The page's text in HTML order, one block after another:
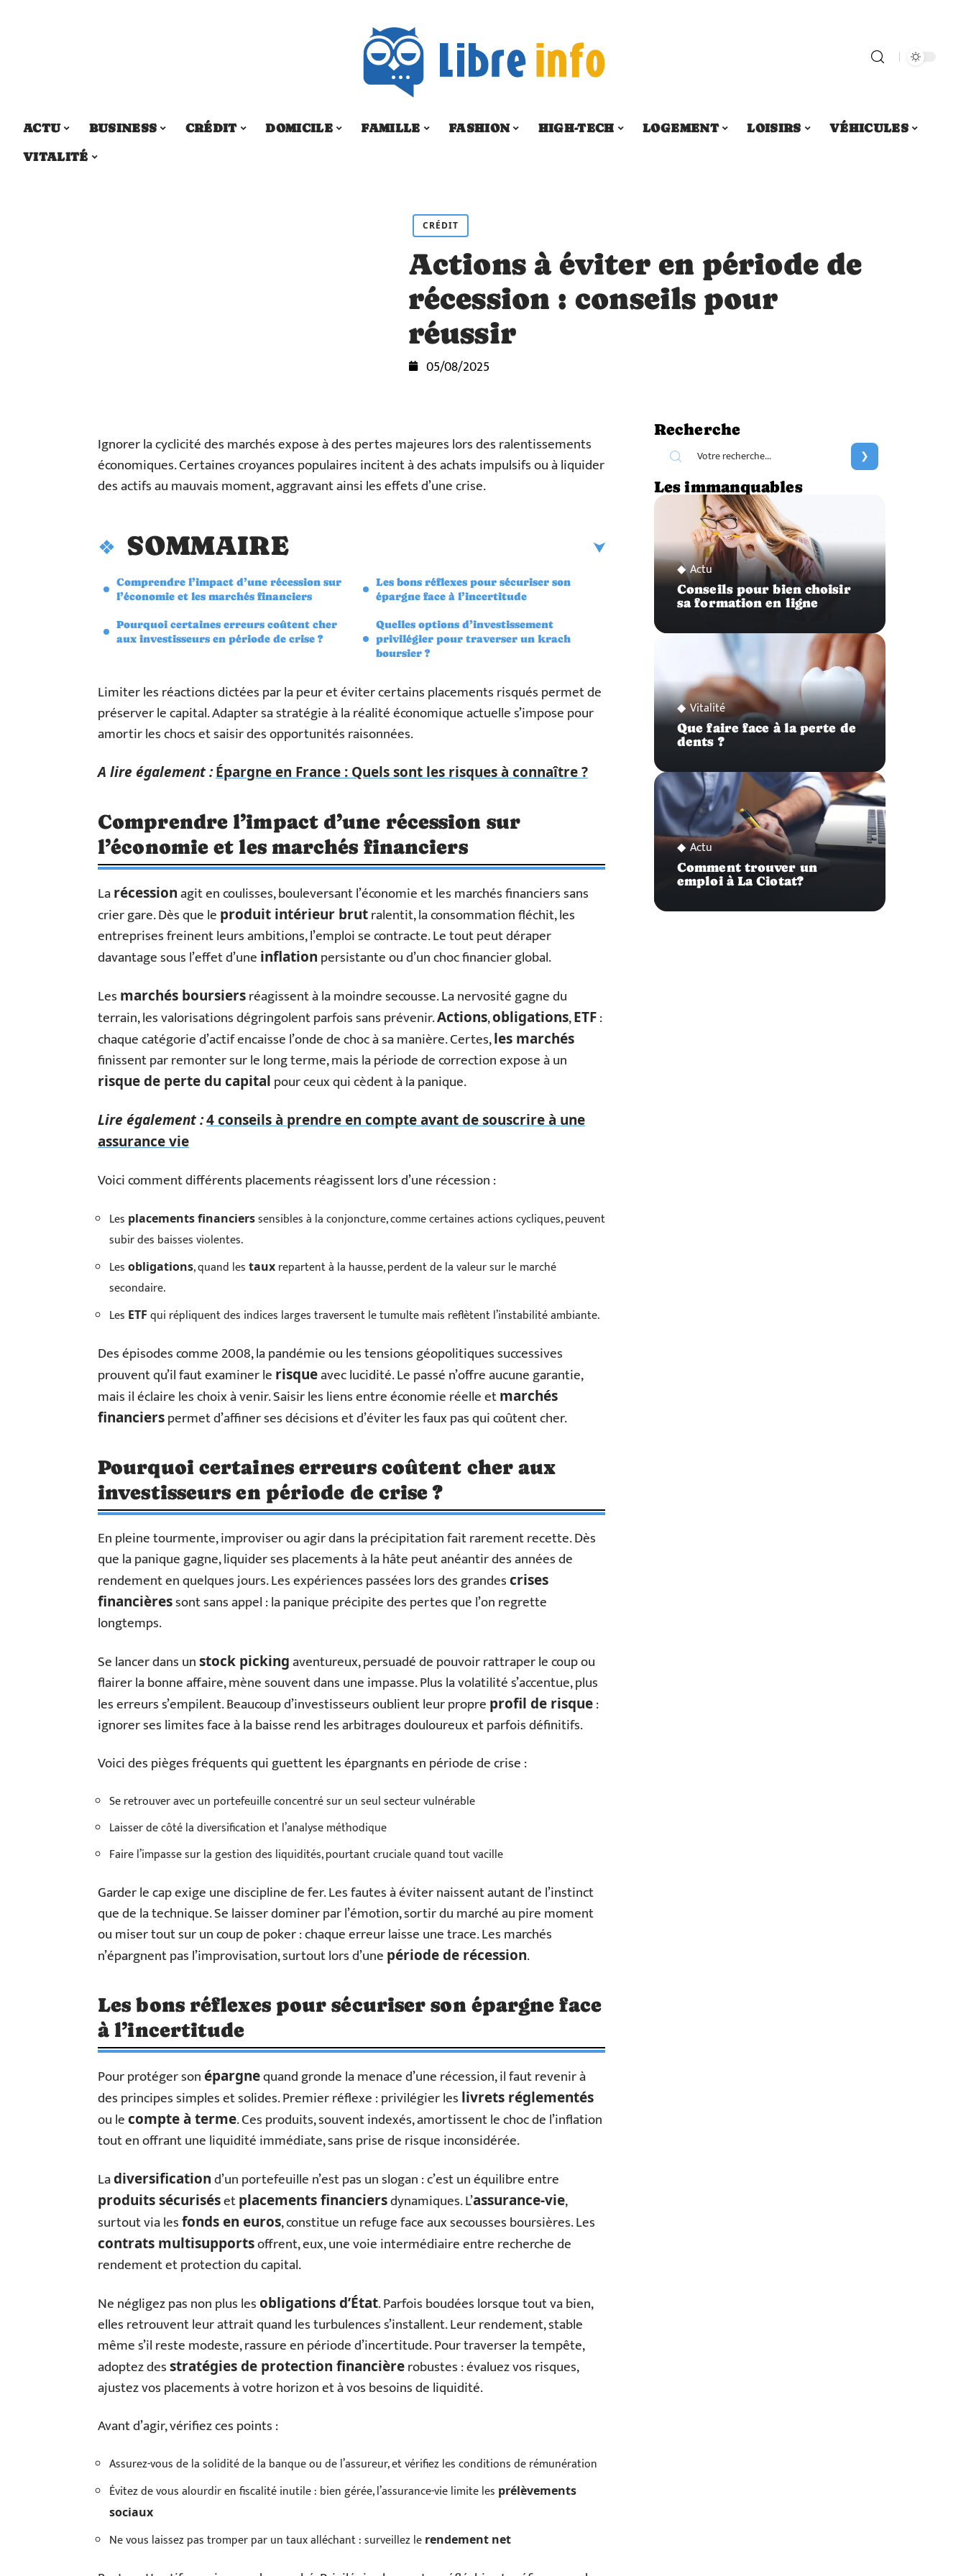
ACTU BUSINESS CRÉDIT DOMICILE FAMILLE FASHION HIGH-TECH LOGEMENT LOISIRS
VÉHICULES
VITALITÉ
CRÉDIT
Actions à éviter en période de
récession : conseils pour
réussir
05/08/2025
Ignorer la cyclicité des marchés expose à des pertes majeures lors des ralentissements
économiques. Certaines croyances populaires incitent à des achats impulsifs ou à liquider
des actifs au mauvais moment, aggravant ainsi les effets d’une crise.
SOMMAIRE
Comprendre l’impact d’une récession sur
l’économie et les marchés financiers
Pourquoi certaines erreurs coûtent cher
aux investisseurs en période de crise ?
Les bons réflexes pour sécuriser son
épargne face à l’incertitude
Quelles options d’investissement
privilégier pour traverser un krach
boursier ?
Limiter les réactions dictées par la peur et éviter certains placements risqués permet de
préserver le capital. Adapter sa stratégie à la réalité économique actuelle s’impose pour
amortir les chocs et saisir des opportunités raisonnées.
A lire également :Épargne en France : Quels sont les risques à connaître ?
Comprendre l’impact d’une récession sur
l’économie et les marchés financiers
Larécessionagit en coulisses, bouleversant l’économie et les marchés financiers sans
crier gare. Dès que le produit intérieur brutralentit, la consommation fléchit, les
entreprises freinent leurs ambitions, l’emploi se contracte. Le tout peut déraper
davantage sous l’effet d’une inflation persistante ou d’un choc financier global.
Les marchés boursiersréagissent à la moindre secousse. La nervosité gagne du
terrain, les valorisations dégringolent parfois sans prévenir.Actions,obligations,ETF:
chaque catégorie d’actif encaisse l’onde de choc à sa manière. Certes,les marchés
finissent par remonter sur le long terme, mais la période de correction expose à un
risque de perte du capital pour ceux qui cèdent à la panique.
Lire également :4 conseils à prendre en compte avant de souscrire à une
assurance vie
Voici comment différents placements réagissent lors d’une récession :
Les placements financierssensibles à la conjoncture, comme certaines actions cycliques, peuvent
subir des baisses violentes.
Les obligations, quand les taux repartent à la hausse, perdent de la valeur sur le marché
secondaire.
Les ETF qui répliquent des indices larges traversent le tumulte mais reflètent l’instabilité ambiante.
Des épisodes comme 2008, la pandémie ou les tensions géopolitiques successives
prouvent qu’il faut examiner le risqueavec lucidité. Le passé n’offre aucune garantie,
mais il éclaire les choix à venir. Saisir les liens entre économie réelle etmarchés
financierspermet d’affiner ses décisions et d’éviter les faux pas qui coûtent cher.
Pourquoi certaines erreurs coûtent cher aux
investisseurs en période de crise ?
En pleine tourmente, improviser ou agir dans la précipitation fait rarement recette. Dès
que la panique gagne, liquider ses placements à la hâte peut anéantir des années de
rendement en quelques jours. Les expériences passées lors des grandescrises
financièressont sans appel : la panique précipite des pertes que l’on regrette
longtemps.
Se lancer dans unstock pickingaventureux, persuadé de pouvoir rattraper le coup ou
flairer la bonne affaire, mène souvent dans une impasse. Plus la volatilité s’accentue, plus
les erreurs s’empilent. Beaucoup d’investisseurs oublient leur propre profil de risque:
ignorer ses limites face à la baisse rend les arbitrages douloureux et parfois définitifs.
Voici des pièges fréquents qui guettent les épargnants en période de crise :
Se retrouver avec un portefeuille concentré sur un seul secteur vulnérable
Laisser de côté la diversification et l’analyse méthodique
Faire l’impasse sur la gestion des liquidités, pourtant cruciale quand tout vacille
Garder le cap exige une discipline de fer. Les fautes à éviter naissent autant de l’instinct
que de la technique. Se laisser dominer par l’émotion, sortir du marché au pire moment
ou miser tout sur un coup de poker : chaque erreur laisse une trace. Les marchés
n’épargnent pas l’improvisation, surtout lors d’une période de récession.
Les bons réflexes pour sécuriser son épargne face
à l’incertitude
Pour protéger sonépargnequand gronde la menace d’une récession, il faut revenir à
des principes simples et solides. Premier réflexe : privilégier les livrets réglementés
ou lecompte à terme. Ces produits, souvent indexés, amortissent le choc de l’inflation
tout en offrant une liquidité immédiate, sans prise de risque inconsidérée.
Ladiversificationd’un portefeuille n’est pas un slogan : c’est un équilibre entre
produits sécurisésetplacements financiersdynamiques. L’assurance-vie,
surtout via lesfonds en euros, constitue un refuge face aux secousses boursières. Les
contrats multisupportsoffrent, eux, une voie intermédiaire entre recherche de
rendement et protection du capital.
Ne négligez pas non plus lesobligations d’État. Parfois boudées lorsque tout va bien,
elles retrouvent leur attrait quand les turbulences s’installent. Leur rendement, stable
même s’il reste modeste, rassure en période d’incertitude. Pour traverser la tempête,
adoptez desstratégies de protection financièrerobustes : évaluez vos risques,
ajustez vos placements à votre horizon et à vos besoins de liquidité.
Avant d’agir, vérifiez ces points :
Assurez-vous de la solidité de la banque ou de l’assureur, et vérifiez les conditions de rémunération
Évitez de vous alourdir en fiscalité inutile : bien gérée, l’assurance-vie limite les prélèvements
sociaux
Ne vous laissez pas tromper par un taux alléchant : surveillez le rendement net
Recherche
Les immanquables
Actu
Conseils pour bien choisir
sa formation en ligne
Vitalité
Que faire face à la perte de
dents ?
Actu
Comment trouver un
emploi à La Ciotat?